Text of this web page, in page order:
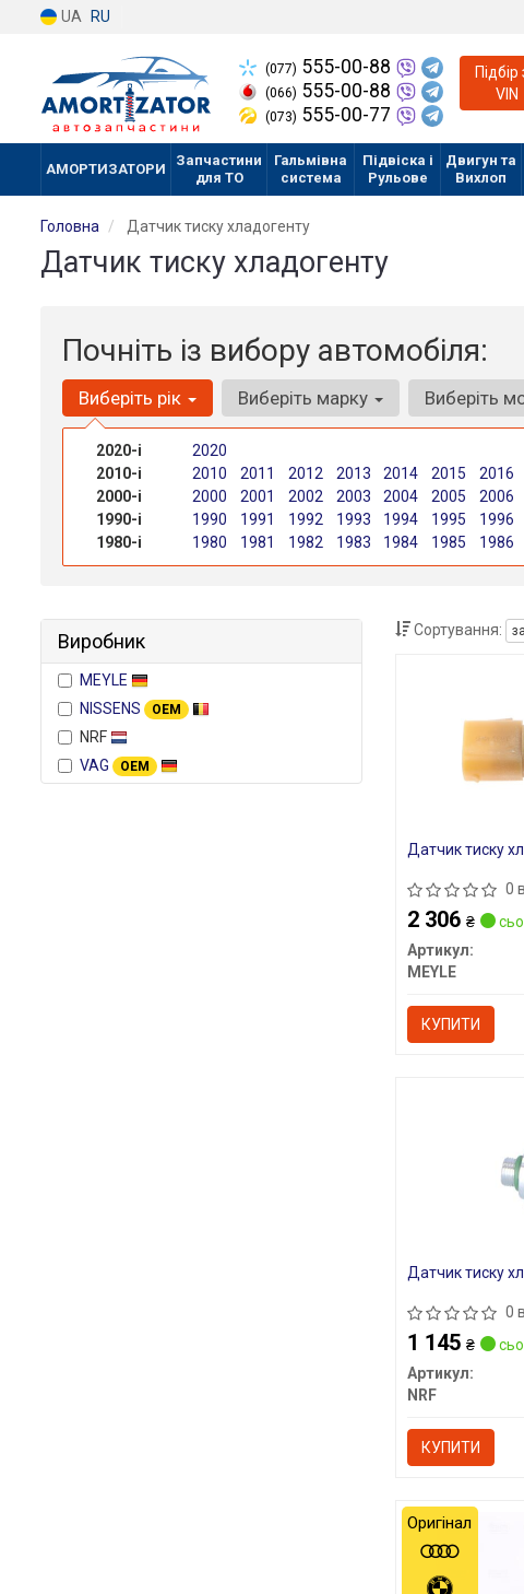
UA RU
(077) 555-00-88
(066) 555-00-88
(073) 555-00-77
Підбір
VIN
АМОРТИЗАТОРИ
Запчастини
для ТО
Гальмівна
система
Підвіска і
Рульове
Двигун та
Вихлоп
Головна Датчик тиску хладогенту
Датчик тиску хладогенту
Почніть із вибору автомобіля:
Виберіть рік
2020-і
2020
2010-і
2010 2011 2012 2013 2014 2015 2016
2000-і
2000 2001 2002 2003 2004 2005 2006
1990-і
1990 1991 1992 1993 1994 1995 1996
1980-і
1980 1981 1982 1983 1984 1985 1986
Виберіть марку Виберіть
Виробник
MEYLE
NISSENS
OEM
NRF
VAG
OEM
Сортування:
Датчик тиску
0
2 306 ₴
Артикул:
MEYLE
КУПИТИ
Датчик тиску
0
1 145 ₴
Артикул:
NRF
КУПИТИ
Оригінал